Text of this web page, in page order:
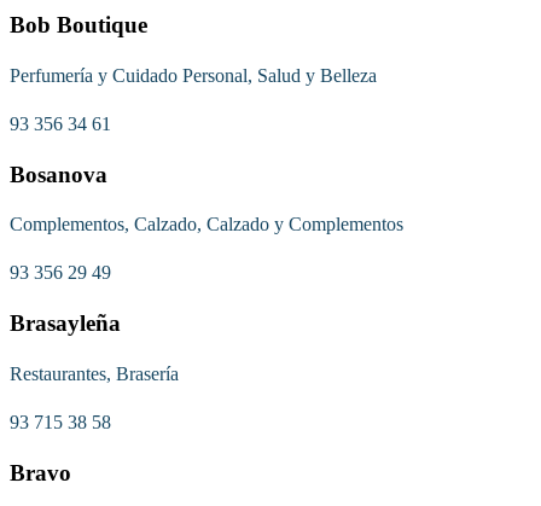
Bob Boutique
Perfumería y Cuidado Personal, Salud y Belleza
93 356 34 61
Bosanova
Complementos, Calzado, Calzado y Complementos
93 356 29 49
Brasayleña
Restaurantes, Brasería
93 715 38 58
Bravo